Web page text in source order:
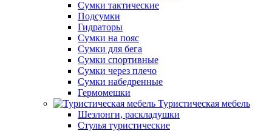
Сумки тактические
Подсумки
Гидраторы
Сумки на пояс
Сумки для бега
Сумки спортивные
Сумки через плечо
Сумки набедренные
Гермомешки
Туристическая мебель
Шезлонги, раскладушки
Стулья туристические